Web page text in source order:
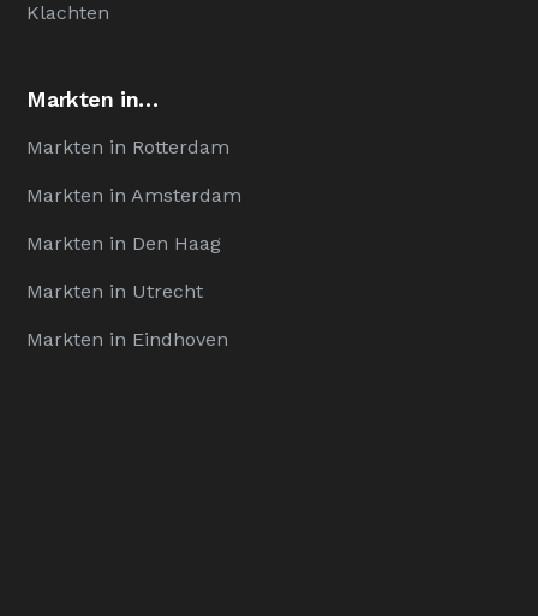
Klachten
Markten in…
Markten in Rotterdam
Markten in Amsterdam
Markten in Den Haag
Markten in Utrecht
Markten in Eindhoven